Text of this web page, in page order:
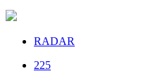
RADAR
225